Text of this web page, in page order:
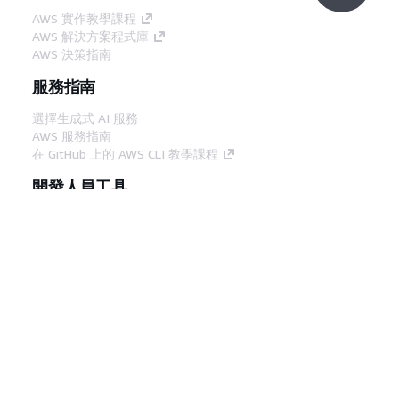
AWS 實作教學課程
AWS 解決方案程式庫
AWS 決策指南
服務指南
選擇生成式 AI 服務
AWS 服務指南
在 GitHub 上的 AWS CLI 教學課程
開發人員工具